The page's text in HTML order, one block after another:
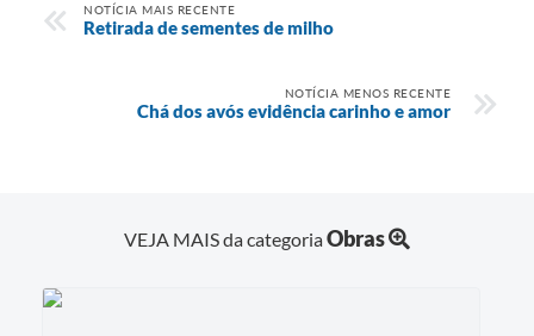
NOTÍCIA MAIS RECENTE
Retirada de sementes de milho
NOTÍCIA MENOS RECENTE
Chá dos avós evidência carinho e amor
VEJA MAIS da categoriaObras